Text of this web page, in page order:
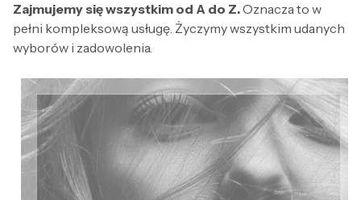
Zajmujemy się wszystkim od A do Z.Oznacza to w
pełni kompleksową usługę. Życzymy wszystkim udanych
wyborów i zadowolenia.